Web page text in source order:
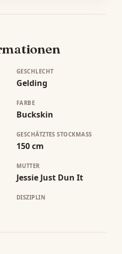
GESCHLECHT
Gelding
FARBE
Buckskin
GESCHÄTZTES STOCKMASS
150 cm
MUTTER
Jessie Just Dun It
DISZIPLIN